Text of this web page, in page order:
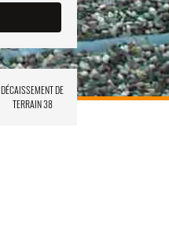
DÉCAISSEMENT DE
TERRAIN 38